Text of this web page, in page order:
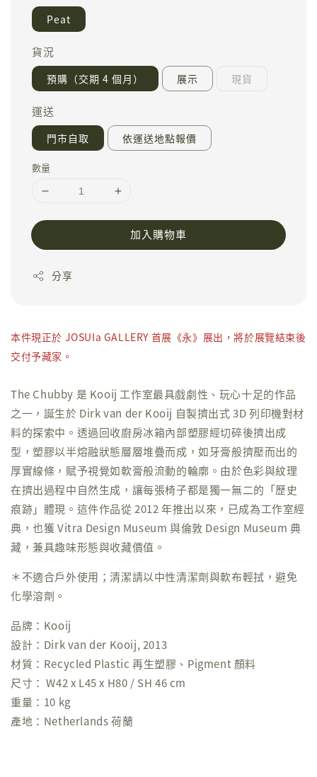
Peat
貨況
預購（交期 4 個月） 展示 現貨
運送
門市自取 依運送地點報價
數量
加入購物車
分享
本件現正於 JOSUIa GALLERY 首展《永》展出，將於展覽結束後
交付予藏家。
The Chubby 是 Kooij 工作室最具戲劇性、玩心十足的作品
之一，誕生於 Dirk van der Kooij 自製擠出式 3D 列印機對材
料的探索中。透過回收廚房冰箱內部塑膠經切碎後擠出成
型，塑膠以半熔融狀態層層堆疊而成，如牙膏般擠壓而出的
厚實線條，賦予視覺如軟膏般流動的輪廓。由於色彩與紋理
在擠出過程中自然生成，讓每張椅子都是獨一無二的「歷史
痕跡」體現。這件作品從 2012 年推出以來，已成為工作室經
典，也獲 Vitra Design Museum 與倫敦 Design Museum 典
藏，兼具趣味形態與收藏價值。
＊不適合戶外使用；清潔請以中性清潔劑與軟布輕拭，避免
化學溶劑。
品牌：Kooij
設計：Dirk van der Kooij, 2013
材質：Recycled Plastic 再生塑膠、Pigment 顏料
尺寸： W42 x L45 x H80 / SH 46 cm
重量：10 kg
產地：Netherlands 荷蘭